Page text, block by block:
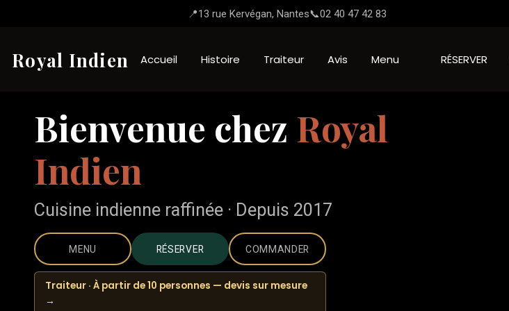
📍13 rue Kervégan, Nantes📞02 40 47 42 83
Royal Indien Accueil Histoire Traiteur Avis Menu RÉSERVER
Bienvenue chez Royal
Indien
Cuisine indienne raffinée · Depuis 2017
MENU RÉSERVER COMMANDER
Traiteur · À partir de 10 personnes — devis sur mesure
→